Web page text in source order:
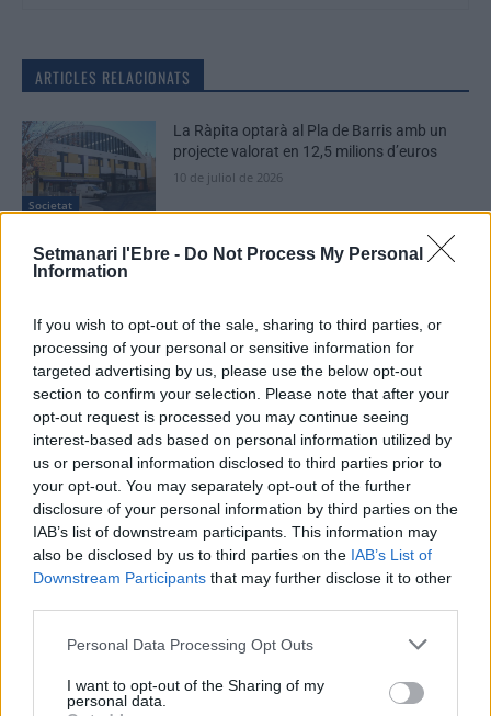
Setmanari l'Ebre - Do Not Process My Personal
Information
If you wish to opt-out of the sale, sharing to third parties, or
processing of your personal or sensitive information for
targeted advertising by us, please use the below opt-out
section to confirm your selection. Please note that after your
opt-out request is processed you may continue seeing
interest-based ads based on personal information utilized by
us or personal information disclosed to third parties prior to
your opt-out. You may separately opt-out of the further
disclosure of your personal information by third parties on the
IAB’s list of downstream participants. This information may
also be disclosed by us to third parties on the IAB’s List of
Downstream Participants that may further disclose it to other
Personal Data Processing Opt Outs
I want to opt-out of the Sharing of my
personal data.
ARTICLES RELACIONATS
Societat
La Ràpita optarà al Pla de Barris amb un
projecte valorat en 12,5 milions d’euros
10 de juliol de 2026
Societat
La nova passarel·la entre Pla d’Empúries i
13 de juliol de 2026
Societat
“Escòcia és un país de contradiccions:
salvatge i profundament intel·lectual”
22 de juny de 2026
DEIXA UNA RESPOSTA